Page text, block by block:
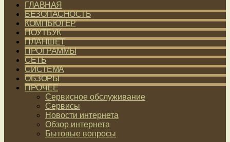
ГЛАВНАЯ
БЕЗОПАСНОСТЬ
КОМПЬЮТЕР
НОУТБУК
ПЛАНШЕТ
ПРОГРАММЫ
СЕТЬ
СИСТЕМА
ОБЗОРЫ
ПРОЧЕЕ
Сервисное обслуживание
Сервисы
Новости интернета
Обзор интернета
Бытовые вопросы